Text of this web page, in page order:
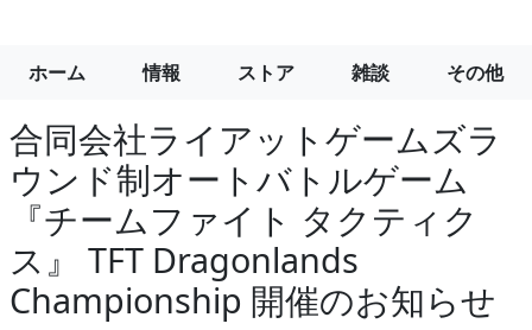
ホーム 情報 ストア 雑談 その他
合同会社ライアットゲームズラ
ウンド制オートバトルゲーム
『チームファイト タクティク
ス』 TFT Dragonlands
Championship 開催のお知らせ